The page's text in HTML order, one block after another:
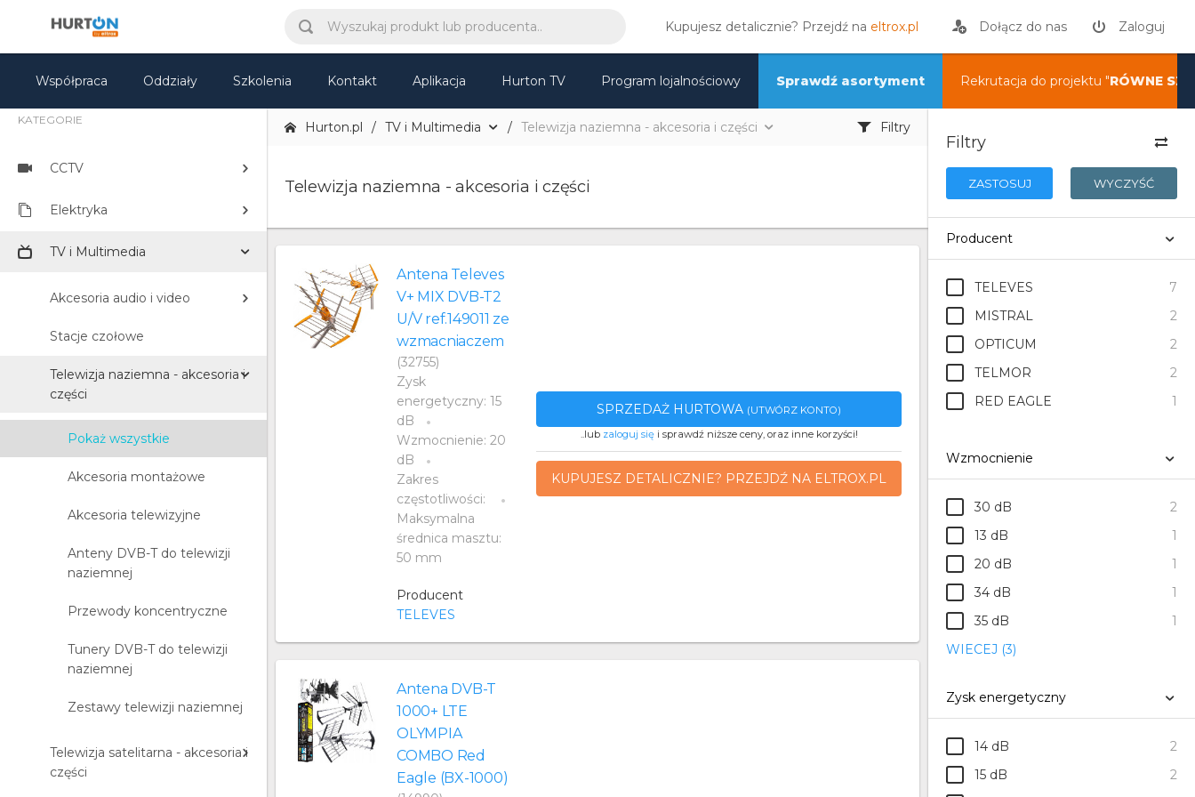
Kupujesz detalicznie? Przejdź na eltrox.pl Dołącz do nas Zaloguj
Współpraca Oddziały Szkolenia Kontakt Aplikacja Hurton TV Program lojalnościowy Sprawdź asortyment Rekrutacja do projektu "RÓWNE
KATEGORIE
CCTV
Elektryka
TV i Multimedia
Akcesoria audio i video
Stacje czołowe
Telewizja naziemna - akcesoria i
części
Pokaż wszystkie
Akcesoria montażowe
Akcesoria telewizyjne
Anteny DVB-T do telewizji
naziemnej
Przewody koncentryczne
Tunery DVB-T do telewizji
naziemnej
Zestawy telewizji naziemnej
Telewizja satelitarna - akcesoria i
części
Hurton.pl TV i Multimedia Telewizja naziemna - akcesoria i części Filtry
Telewizja naziemna - akcesoria i części
Antena Televes
V+ MIX DVB-T2
U/V ref.149011 ze
wzmacniaczem
(32755)
Zysk
energetyczny: 15
dB
Wzmocnienie: 20
dB
Zakres
częstotliwości:
Maksymalna
średnica masztu:
50 mm
Producent
TELEVES
SPRZEDAŻ HURTOWA (UTWÓRZ KONTO)
..lub zaloguj sięi sprawdź niższe ceny, oraz inne korzyści!
KUPUJESZ DETALICZNIE? PRZEJDŹ NA ELTROX.PL
Antena DVB-T
1000+ LTE
OLYMPIA
COMBO Red
Eagle (BX-1000)
Filtry
ZASTOSUJ WYCZYŚĆ
Producent
TELEVES
7
MISTRAL
2
OPTICUM
2
TELMOR
2
RED EAGLE
1
Wzmocnienie
30 dB
2
13 dB
1
20 dB
1
34 dB
1
35 dB
1
WIECEJ (3)
Zysk energetyczny
14 dB
2
15 dB
2